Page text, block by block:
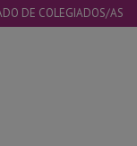
DE COLEGIADOS/AS